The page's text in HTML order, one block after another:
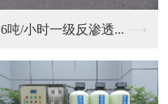
20吨/小时西门子P...